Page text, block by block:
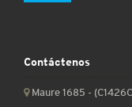
Contáctenos
Maure 1685 -